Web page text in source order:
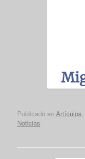
Publicado en Artículos
Noticias